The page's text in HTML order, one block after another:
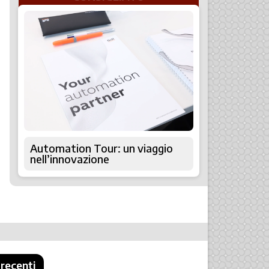
Automation Tour: un viaggio
nell’innovazione